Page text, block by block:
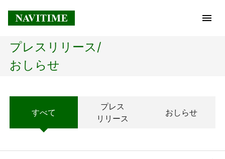
トップページ
経営理念
プレスリリース/
おしらせ
すべて
プレス
リリース
おしらせ